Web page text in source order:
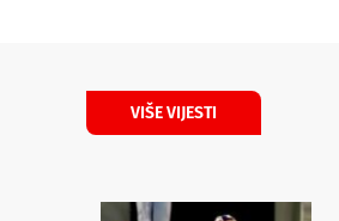
VIŠE VIJESTI